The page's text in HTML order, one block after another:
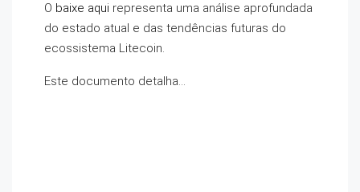
O baixe aqui representa uma análise aprofundada
do estado atual e das tendências futuras do
ecossistema Litecoin.
Este documento detalha…